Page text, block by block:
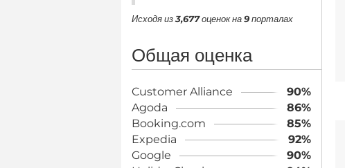
Исходя из3,677оценок на9порталах
Общая оценка
Customer Alliance
90%
Agoda
86%
Booking.com
85%
Expedia
92%
Google
90%